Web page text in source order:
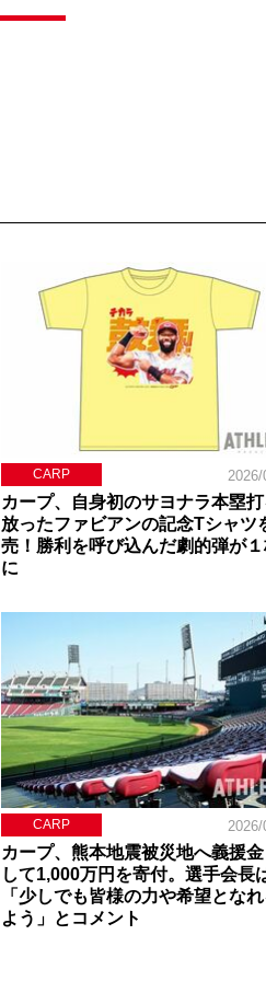
CARP
カープ、自身初のサヨナラ本塁
放ったファビアンの記念Tシャツ
売！勝利を呼び込んだ劇的弾が
に
CARP
カープ、熊本地震被災地へ義援金
して1,000万円を寄付。選手会長
「少しでも皆様の力や希望とな
よう」とコメント